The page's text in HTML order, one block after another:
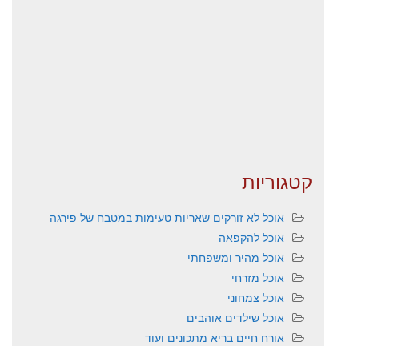
קטגוריות
אוכל לא זורקים שאריות טעימות במטבח של פירגה
אוכל להקפאה
אוכל מהיר ומשפחתי
אוכל מזרחי
אוכל צמחוני
אוכל שילדים אוהבים
אורח חיים בריא מתכונים ועוד